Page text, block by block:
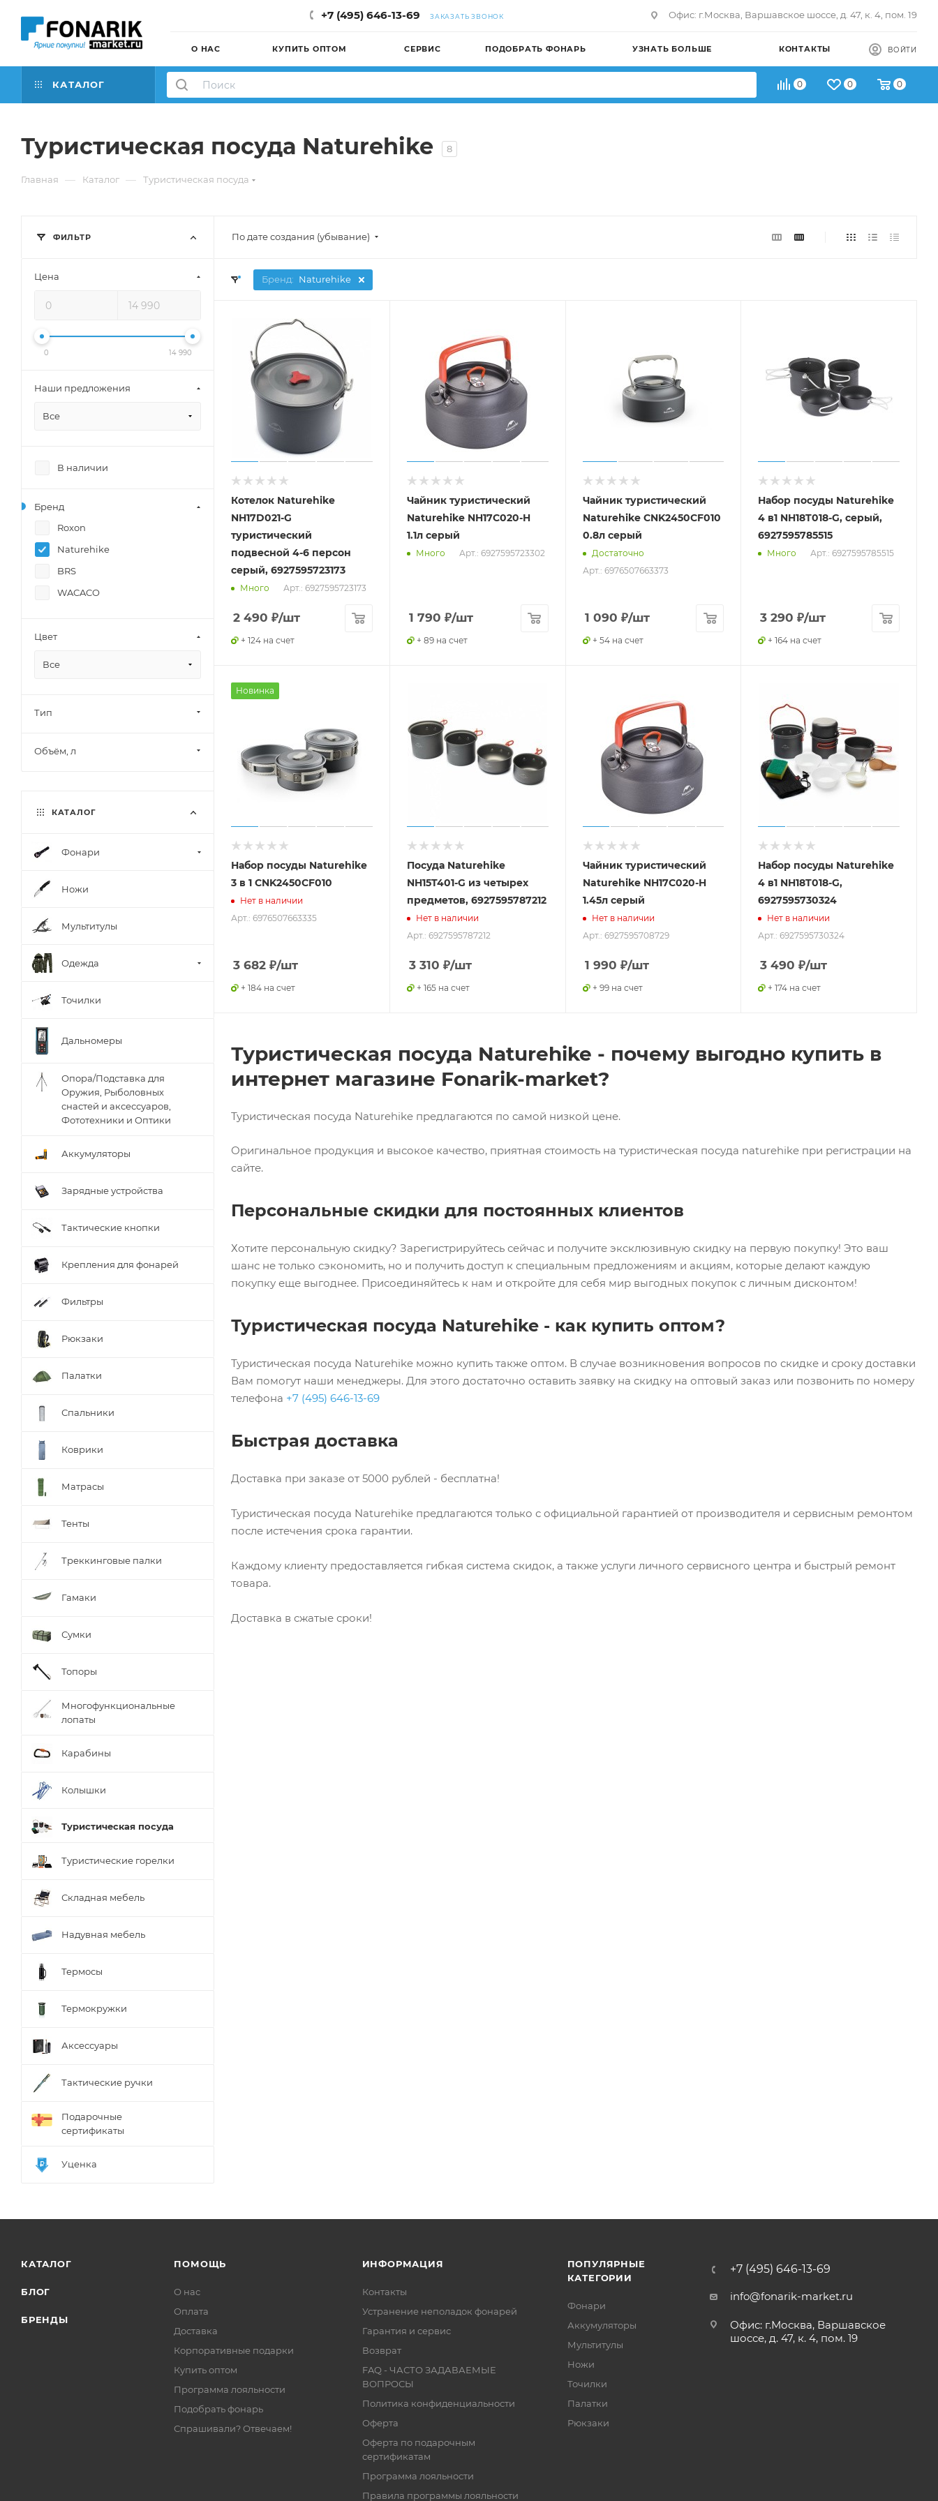
+7 (495) 646-13-69 ЗАКАЗАТЬ ЗВОНОК Офис: г.Москва, Варшавское шоссе, д. 47, к. 4, пом. 19
О НАС КУПИТЬ ОПТОМ СЕРВИС ПОДОБРАТЬ ФОНАРЬ УЗНАТЬ БОЛЬШЕ КОНТАКТЫ ВОЙТИ
КАТАЛОГ 0 0 0
Туристическая посуда Naturehike 8
Главная — Каталог — Туристическая посуда
По дате создания (убывание)
Бренд: Naturehike
Котелок Naturehike
NH17D021-G
туристический
подвесной 4-6 персон
серый, 6927595723173
Много Арт.: 6927595723173
2 490 ₽/шт
+ 124 на счет
Чайник туристический
Naturehike NH17C020-H
1.1л серый
Много Арт.: 6927595723302
1 790 ₽/шт
+ 89 на счет
Чайник туристический
Naturehike CNK2450CF010
0.8л серый
Достаточно
Арт.: 6976507663373
1 090 ₽/шт
+ 54 на счет
Набор посуды Naturehike
4 в1 NH18T018-G, серый,
6927595785515
Много Арт.: 6927595785515
3 290 ₽/шт
+ 164 на счет
Новинка
Набор посуды Naturehike
3 в 1 CNK2450CF010
Нет в наличии
Арт.: 6976507663335
3 682 ₽/шт
+ 184 на счет
Посуда Naturehike
NH15T401-G из четырех
предметов, 6927595787212
Нет в наличии
Арт.: 6927595787212
3 310 ₽/шт
+ 165 на счет
Чайник туристический
Naturehike NH17C020-H
1.45л серый
Нет в наличии
Арт.: 6927595708729
1 990 ₽/шт
+ 99 на счет
Набор посуды Naturehike
4 в1 NH18T018-G,
6927595730324
Нет в наличии
Арт.: 6927595730324
3 490 ₽/шт
+ 174 на счет
Туристическая посуда Naturehike - почему выгодно купить в
интернет магазине Fonarik-market?
Туристическая посуда Naturehike предлагаются по самой низкой цене.
Оригинальное продукция и высокое качество, приятная стоимость на туристическая посуда naturehike при регистрации на
сайте.
Персональные скидки для постоянных клиентов
Хотите персональную скидку? Зарегистрируйтесь сейчас и получите эксклюзивную скидку на первую покупку! Это ваш
шанс не только сэкономить, но и получить доступ к специальным предложениям и акциям, которые делают каждую
покупку еще выгоднее. Присоединяйтесь к нам и откройте для себя мир выгодных покупок с личным дисконтом!
Туристическая посуда Naturehike - как купить оптом?
Туристическая посуда Naturehike можно купить также оптом. В случае возникновения вопросов по скидке и сроку доставки
Вам помогут наши менеджеры. Для этого достаточно оставить заявку на скидку на оптовый заказ или позвонить по номеру
телефона +7 (495) 646-13-69
Быстрая доставка
Доставка при заказе от 5000 рублей - бесплатна!
Туристическая посуда Naturehike предлагаются только с официальной гарантией от производителя и сервисным ремонтом
после истечения срока гарантии.
Каждому клиенту предоставляется гибкая система скидок, а также услуги личного сервисного центра и быстрый ремонт
товара.
Доставка в сжатые сроки!
ФИЛЬТР
Цена
0 14 990
Наши предложения
Все
В наличии
Бренд
Roxon
Naturehike
BRS
WACACO
Цвет
Все
Тип
Объём, л
КАТАЛОГ
Фонари
Ножи
Мультитулы
Одежда
Точилки
Дальномеры
Опора/Подставка для
Оружия, Рыболовных
снастей и аксессуаров,
Фототехники и Оптики
Аккумуляторы
Зарядные устройства
Тактические кнопки
Крепления для фонарей
Фильтры
Рюкзаки
Палатки
Спальники
Коврики
Матрасы
Тенты
Треккинговые палки
Гамаки
Сумки
Топоры
Многофункциональные
лопаты
Карабины
Колышки
Туристическая посуда
Туристические горелки
Складная мебель
Надувная мебель
Термосы
Термокружки
Аксессуары
Тактические ручки
Подарочные
сертификаты
Уценка
КАТАЛОГ
БЛОГ
БРЕНДЫ
ПОМОЩЬ
О нас
Оплата
Доставка
Корпоративные подарки
Купить оптом
Программа лояльности
Подобрать фонарь
Спрашивали? Отвечаем!
ИНФОРМАЦИЯ
Контакты
Устранение неполадок фонарей
Гарантия и сервис
Возврат
FAQ - ЧАСТО ЗАДАВАЕМЫЕ
ВОПРОСЫ
Политика конфиденциальности
Оферта
Оферта по подарочным
сертификатам
Программа лояльности
Правила программы лояльности
ПОПУЛЯРНЫЕ
КАТЕГОРИИ
Фонари
Аккумуляторы
Мультитулы
Ножи
Точилки
Палатки
Рюкзаки
+7 (495) 646-13-69
info@fonarik-market.ru
Офис: г.Москва, Варшавское
шоссе, д. 47, к. 4, пом. 19